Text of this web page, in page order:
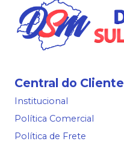
Central do Cliente
Institucional
Política Comercial
Política de Frete